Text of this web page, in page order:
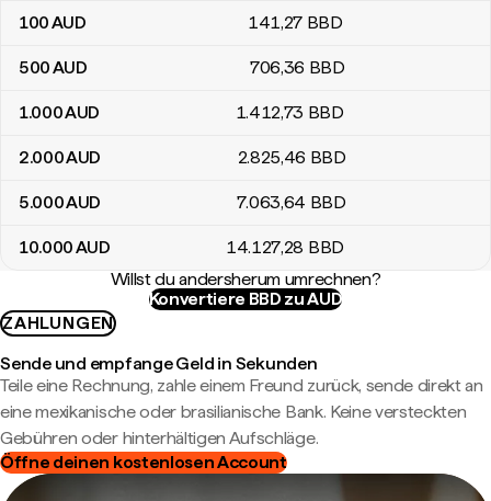
100AUD 141,27 BBD
500AUD 706,36 BBD
1.000AUD 1.412,73 BBD
2.000AUD 2.825,46 BBD
5.000AUD 7.063,64 BBD
10.000AUD 14.127,28 BBD
Willst du andersherum umrechnen?
Konvertiere BBD zu AUD
ZAHLUNGEN
Sende und empfange Geld in Sekunden
Teile eine Rechnung, zahle einem Freund zurück, sende direkt an
eine mexikanische oder brasilianische Bank. Keine versteckten
Gebühren oder hinterhältigen Aufschläge.
Öffne deinen kostenlosen Account